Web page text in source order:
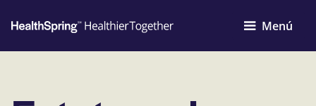
Menú